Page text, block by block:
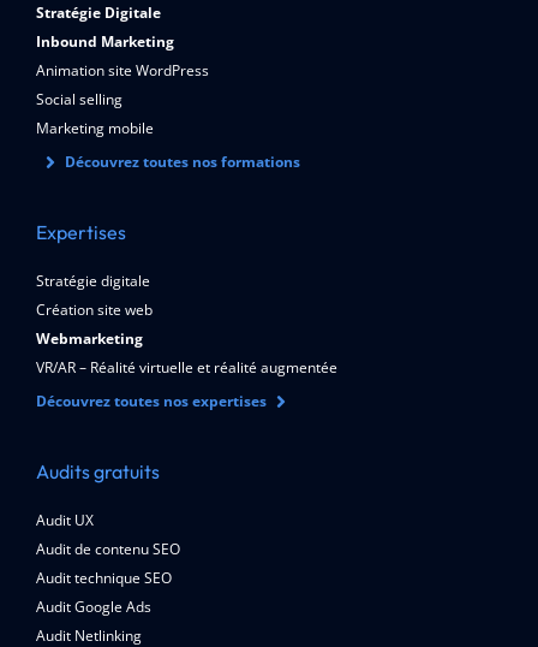
Stratégie Digitale
Inbound Marketing
Animation site WordPress
Social selling
Marketing mobile
Découvrez toutes nos formations
Expertises
Stratégie digitale
Création site web
Webmarketing
VR/AR – Réalité virtuelle et réalité augmentée
Découvrez toutes nos expertises
Audits gratuits
Audit UX
Audit de contenu SEO
Audit technique SEO
Audit Google Ads
Audit Netlinking